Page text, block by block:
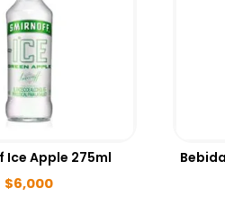
Ice Apple 275ml
$6,000